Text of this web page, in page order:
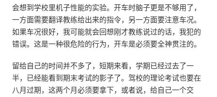
会想到学校里机子性能的实验。开车时脑子更是不够用了，
一方面需要翻译教练给出来的指令，另一方面要注意车况。
如果车况很好，我可能就会回想刚才教练说过的话，我犯的
错误。这是一种很危险的行为，开车是必须要全神贯注的。
留给自己的时间并不多了，短期来看，学期已经过去了一
半，已经能看到期末考试的影子了。驾校的理论考试也要在
八月过期，这两个月必须要拿下，或者说，给自己一个交